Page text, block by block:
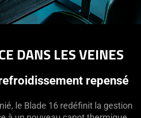
DANS LES VEINES
repensé
le Blade 16 redéfinit la gestion